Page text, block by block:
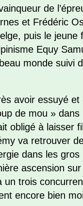
de
et Frédéric
puis le
Equy
monde suivi
avoir essuyé
de mou »
obligé à laisser
va retrouver
dans les
ascension
un trois
encore bien